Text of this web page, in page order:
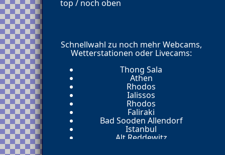
top / noch oben
Schnellwahl zu noch mehr Webcams,
Wetterstationen oder Livecams:
Thong Sala
Athen
Rhodos
Ialissos
Rhodos
Faliraki
Bad Sooden Allendorf
Istanbul
Alt Reddewitz